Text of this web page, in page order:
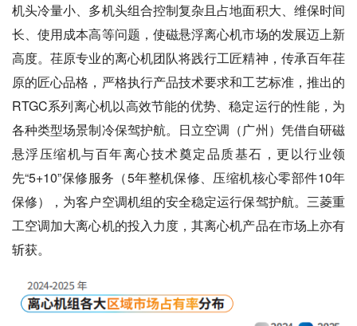
机头冷量小、多机头组合控制复杂且占地面积大、维保时间
长、使用成本高等问题，使磁悬浮离心机市场的发展迈上新
高度。荏原专业的离心机团队将践行工匠精神，传承百年荏
原的匠心品格，严格执行产品技术要求和工艺标准，推出的
RTGC系列离心机以高效节能的优势、稳定运行的性能，为
各种类型场景制冷保驾护航。日立空调（广州）凭借自研磁
悬浮压缩机与百年离心技术奠定品质基石，更以行业领
先“5+10”保修服务（5年整机保修、压缩机核心零部件10年
保修），为客户空调机组的安全稳定运行保驾护航。三菱重
工空调加大离心机的投入力度，其离心机产品在市场上亦有
斩获。